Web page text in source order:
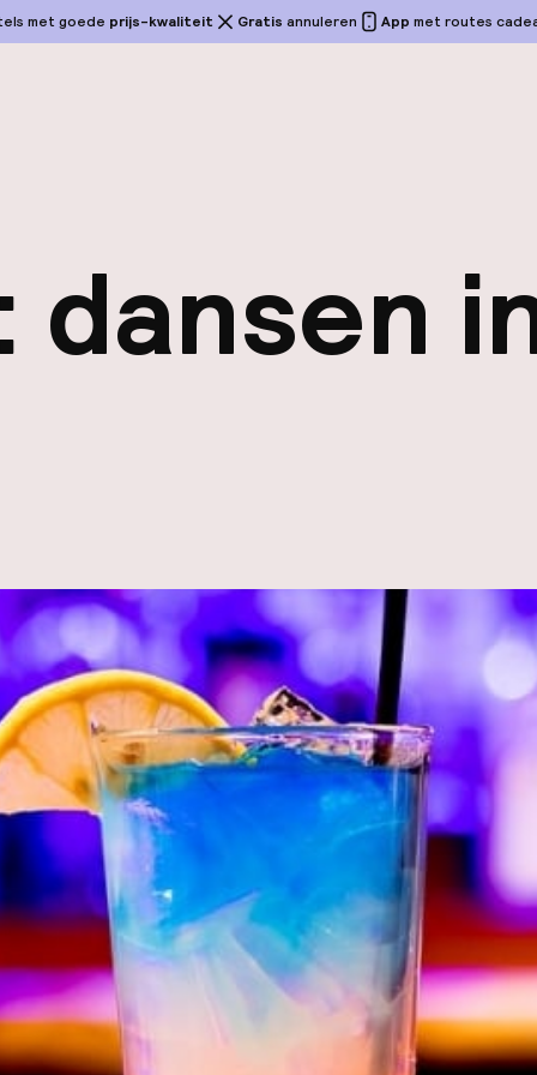
met goede prijs-kwaliteit Gratis annuleren App met routes
dansen